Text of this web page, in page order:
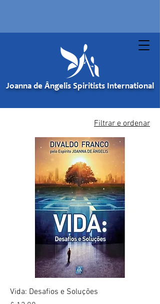
Joanna de Ângelis Spiritists International
Filtrar e ordenar
Vida: Desafios e Soluções